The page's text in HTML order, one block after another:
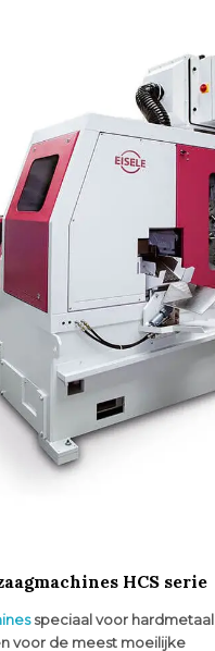
HCS serie
speciaal voor hardmetaal
voor de meest moeilijke